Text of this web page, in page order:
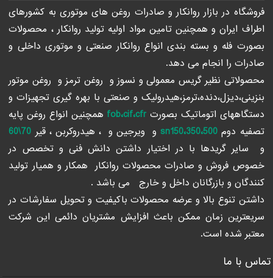
فروشگاه در بازار روانکار و صادرات روغن های موتوری به کشورهای
اطراف ایران و همچنین تامین مواد اولیه تولید روانکار ، محصولات
بصورت فله و بسته بندی انواع روانکار صنعتی و موتوری داخلی و
صادرات را انجام می دهد.
محصولاتی نظیر گریس معمولی و نسوز و روغن ترمز و روغن موتور
بنزینی،دیزل،دنده،ترمز،هیدرولیک و صنعتی با بهره گیری تجهیزات و
دستگاههای اتوماتیک بصورت fob،cif،cfr همچنین انواع روغن پایه
تصفیه دوم sn150،350،500و ویرجین و ، هیدروکربن ، قیر 70\60
و سایر گریدها با در اختیار داشتن دانش فنی و تخصص در
خصوص فروش و صادرات محصولات روانکار همکار و همیار تولید
کنندگان و بازرگانان داخل و خارج می باشد .
داشتن تنوع بالا و عرضه محصولات باکیفیت و تحویل سفارشات در
سریعترین زمان ممکن باعث افزایش مشتریان دائمی این شرکت
معتبر شده است.
تماس با ما